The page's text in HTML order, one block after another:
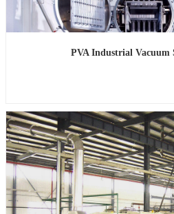
PVA Industrial Vacuum
展位号：H2馆